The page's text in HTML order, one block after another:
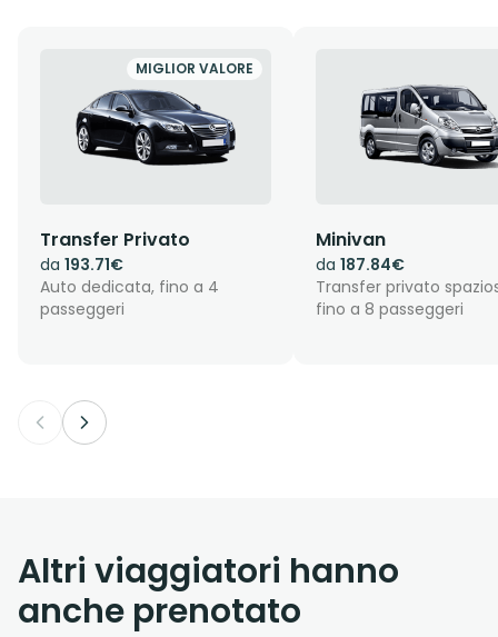
MIGLIOR VALORE
Transfer Privato
da 193.71€
Auto dedicata, fino a 4
passeggeri
Minivan
da 187.84€
Transfer privato
fino a 8 passeggeri
Altri viaggiatori hanno
anche prenotato